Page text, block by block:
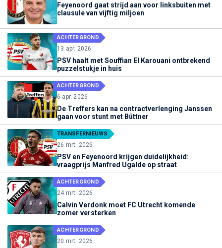
Feyenoord gaat strijd aan voor linksbuiten met
clausule van vijftig miljoen
ACHTERGROND
13 apr. 2026
PSV haalt met Souffian El Karouani ontbrekend
puzzelstukje in huis
ACHTERGROND
6 apr. 2026
De Treffers kan na contractverlenging Janssen
gaan voor stunt met Büttner
TRANSFERNIEUWS
26 mrt. 2026
PSV en Feyenoord krijgen duidelijkheid:
vraagprijs Manfred Ugalde op straat
ACHTERGROND
24 mrt. 2026
Calvin Verdonk moet FC Utrecht komende
zomer versterken
ACHTERGROND
20 mrt. 2026